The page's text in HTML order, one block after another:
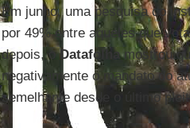
Em junho, uma pesquisa do
por 49% entre aqueles que
depois, oDatafolhamostrou
negativamente o mandato do
semelhante desde o último